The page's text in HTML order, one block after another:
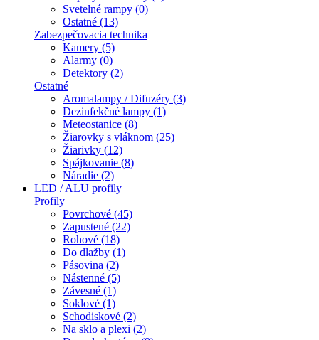
Svetelné rampy (0)
Ostatné (13)
Zabezpečovacia technika
Kamery (5)
Alarmy (0)
Detektory (2)
Ostatné
Aromalampy / Difuzéry (3)
Dezinfekčné lampy (1)
Meteostanice (8)
Žiarovky s vláknom (25)
Žiarivky (12)
Spájkovanie (8)
Náradie (2)
LED / ALU profily
Profily
Povrchové (45)
Zapustené (22)
Rohové (18)
Do dlažby (1)
Pásovina (2)
Nástenné (5)
Závesné (1)
Soklové (1)
Schodiskové (2)
Na sklo a plexi (2)